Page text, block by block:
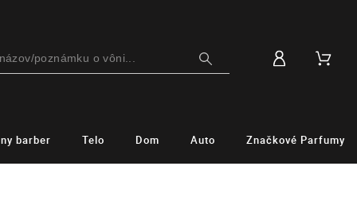
barber Telo Dom Auto Značkové Parfumy